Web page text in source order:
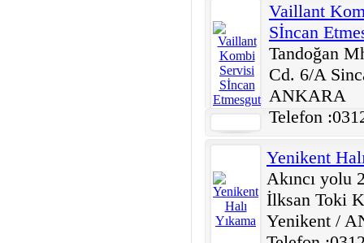
Vaillant
Sİncan
Tandoğan
Cd. 6/A
ANKARA
Telefon
Yenikent
Akıncı yolu
İlksan Toki
Yenikent /